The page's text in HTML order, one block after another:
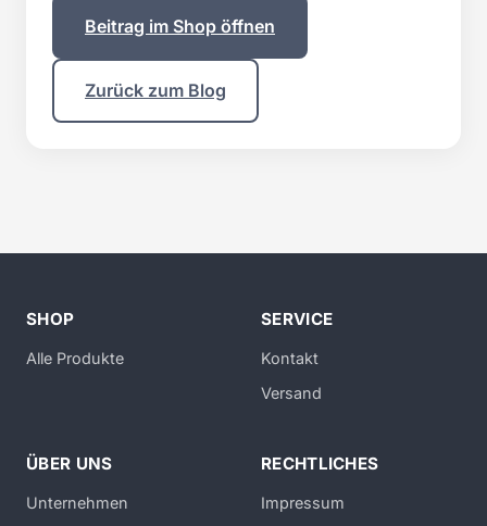
Beitrag im Shop öffnen
Zurück zum Blog
SHOP
Alle Produkte
SERVICE
Kontakt
Versand
ÜBER UNS
Unternehmen
RECHTLICHES
Impressum